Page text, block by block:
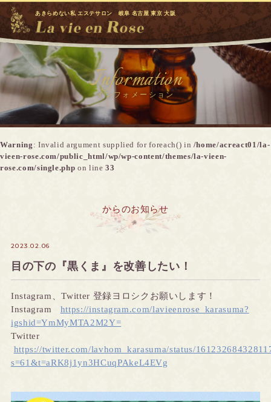
あきらめない私 エステサロン 岐阜 名古屋 東京 大阪
Information
インフォメーション
Warning : Invalid argument supplied for foreach() in /home/acreact01/la-
vieen-rose.com/public_html/wp/wp-content/themes/la-vieen-
rose.com/single.php on line33
からのお知らせ
2023.02.06
目の下の『黒くま』を改善したい！
Instagram 、Twitter 登録ヨロシクお願いします！
Instagram https://instagram.com/lavieenrose_karasuma?
igshid=YmMyMTA2M2Y=
Twitter
https://twitter.com/lavhom_karasuma/status/
s=61&t=aRK8j1yn3HCuqPAkeL4EVg